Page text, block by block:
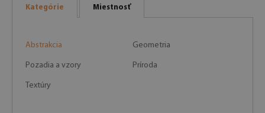
Kategórie Miestnosť
Abstrakcia Geometria
Pozadia a vzory Príroda
Textúry